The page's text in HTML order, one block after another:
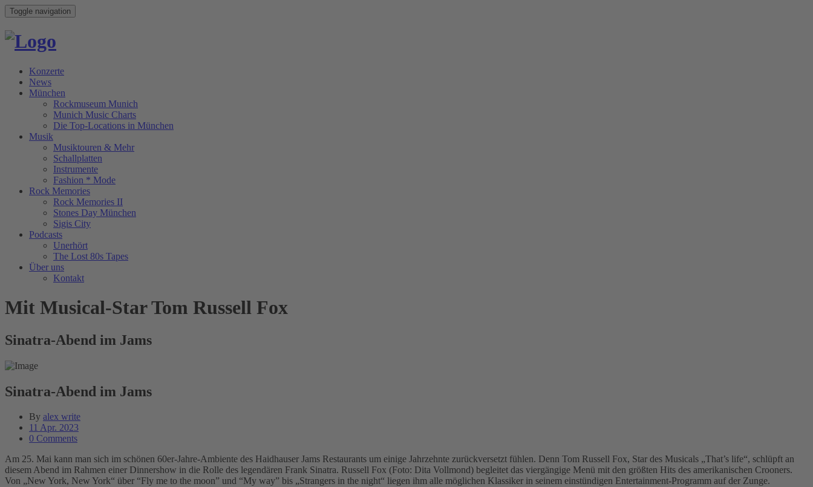
Toggle navigation
Konzerte
News
München
Rockmuseum Munich
Munich Music Charts
Die Top-Locations in München
Musik
Musiktouren & Mehr
Schallplatten
Instrumente
Fashion * Mode
Rock Memories
Rock Memories II
Stones Day München
Sigis City
Podcasts
Unerhört
The Lost 80s Tapes
Über uns
Kontakt
Mit Musical-Star Tom Russell Fox
Sinatra-Abend im Jams
Sinatra-Abend im Jams
By alex write
11 Apr. 2023
0 Comments
Am 25. Mai kann man sich im schönen 60er-Jahre-Ambiente des Haidhauser Jams Restaurants um einige Jahrzehnte zurückversetzt fühlen. Denn Tom Russell Fox, Star des Musicals „That’s life“, schlüpft an
diesem Abend im Rahmen einer Dinnershow in die Rolle des legendären Frank Sinatra. Russell Fox (Foto: Dita Vollmond) begleitet das viergängige Menü mit den größten Hits des amerikanischen Crooners.
Von „New York, New York“ über “Fly me to the moon” und “My way” bis „Strangers in the night“ liegen ihm alle möglichen Klassiker in seinem einstündigen Entertainment-Programm auf der Zunge.